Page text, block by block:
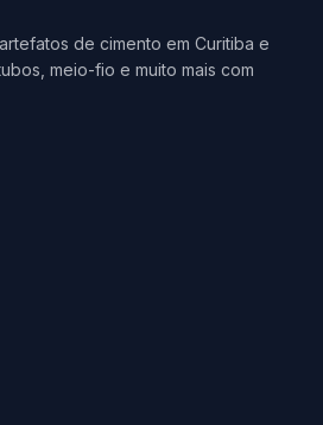
de cimento em Curitiba e
meio-fio e muito mais com